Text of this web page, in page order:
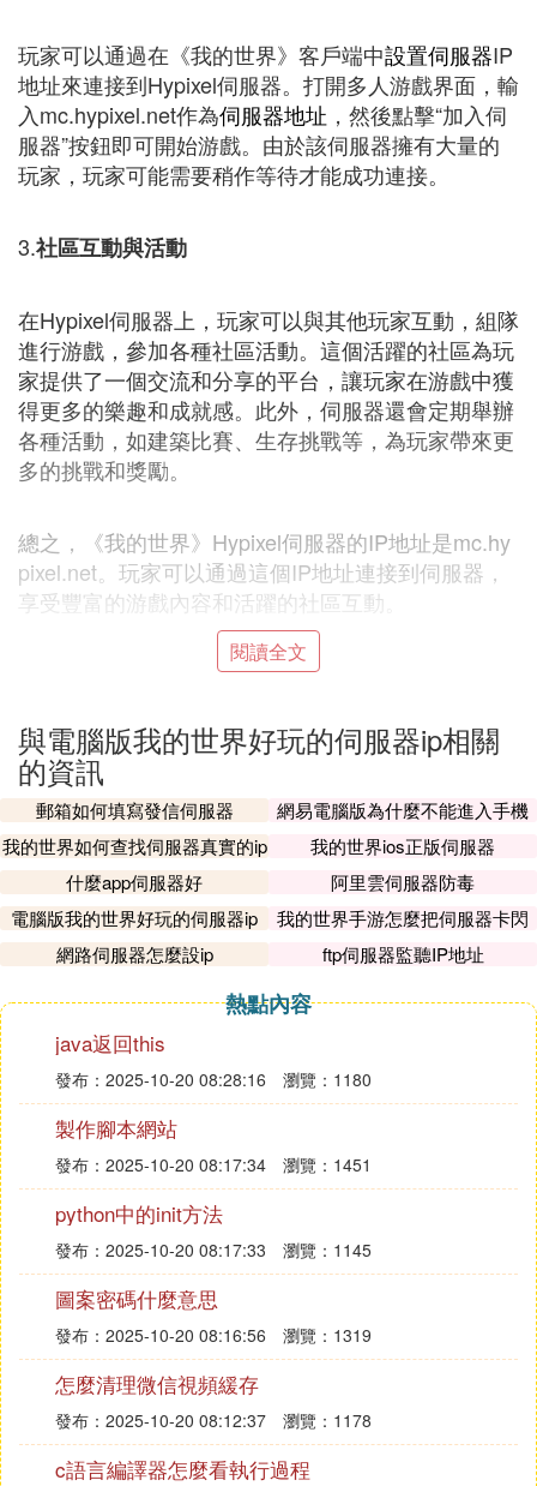
玩家可以通過在《我的世界》客戶端中設置伺服器IP
地址來連接到Hypixel伺服器。打開多人游戲界面，輸
入mc.hypixel.net作為伺服器地址 ，然後點擊“加入伺
服器”按鈕即可開始游戲。由於該伺服器擁有大量的
玩家，玩家可能需要稍作等待才能成功連接。
3.社區互動與活動
在Hypixel伺服器上，玩家可以與其他玩家互動，組隊
進行游戲，參加各種社區活動。這個活躍的社區為玩
家提供了一個交流和分享的平台，讓玩家在游戲中獲
得更多的樂趣和成就感。此外，伺服器還會定期舉辦
各種活動，如建築比賽、生存挑戰等，為玩家帶來更
多的挑戰和獎勵。
總之，《我的世界》Hypixel伺服器的IP地址是mc.hy
pixel.net。玩家可以通過這個IP地址連接到伺服器，
享受豐富的游戲內容和活躍的社區互動。
B. 我的世界花雨庭伺服器ip地址
n。
花雨庭是Minecraft游戲中的一個非常受歡迎的伺服
器。玩家可以通過輸入這個IP地址進入花雨庭伺服
器，與其他玩家一起體驗游戲。以下是關於花雨庭伺
服器的
花雨庭伺服器因其多樣的游戲玩法和豐富的社交功能
而受到廣大玩家的喜愛。這個伺服器提供了一個獨特
的環境，玩家可以在這里建造自己的家園，與其他玩
家進行交易，參與各種競技活動。由於其穩定性和良
好的游戲體驗，花雨庭伺服器吸引了大量的忠實玩
家。
要進入花雨庭伺服器，玩家只需在Minecraft游戲內的
多人模式中輸入上述IP地址即可。成功連接後，玩家
可以開始創建角色，並選擇自己感興趣的游戲模式。
這里有多種游戲模式供玩家選擇，包括經典的生存模
式、創造模式以及各種挑戰模式，滿足了不同玩家的
需求。
花雨庭伺服器還注重社區建設，為玩家提供了豐富的
社交功能。玩家可以在游戲內與其他玩家交流、組
隊，參與集體活動，共同解決游戲中的難題。此外，
伺服器還會定期舉辦各種活動，為玩家帶來豐富的游
戲體驗和獎勵。
總之，花雨庭伺服器是一個充滿活力、富有挑戰性的
閱讀全文
與電腦版我的世界好玩的伺服器ip相關
的資訊
郵箱如何填寫發信伺服器
網易電腦版為什麼不能進入手機
伺服器
我的世界如何查找伺服器真實的ip
我的世界ios正版伺服器
什麼app伺服器好
阿里雲伺服器防毒
電腦版我的世界好玩的伺服器ip
我的世界手游怎麼把伺服器卡閃
退
網路伺服器怎麼設ip ftp伺服器監聽IP地址
熱點內容
java返回this
發布：2025-10-20 08:28:16 瀏覽：1180
製作腳本網站
發布：2025-10-20 08:17:34 瀏覽：1451
python中的init方法
發布：2025-10-20 08:17:33 瀏覽：1145
圖案密碼什麼意思
發布：2025-10-20 08:16:56 瀏覽：1319
怎麼清理微信視頻緩存
發布：2025-10-20 08:12:37 瀏覽：1178
c語言編譯器怎麼看執行過程